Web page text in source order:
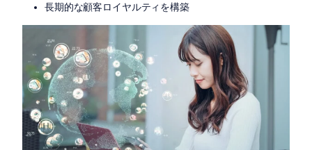
長期的な顧客ロイヤルティを構築